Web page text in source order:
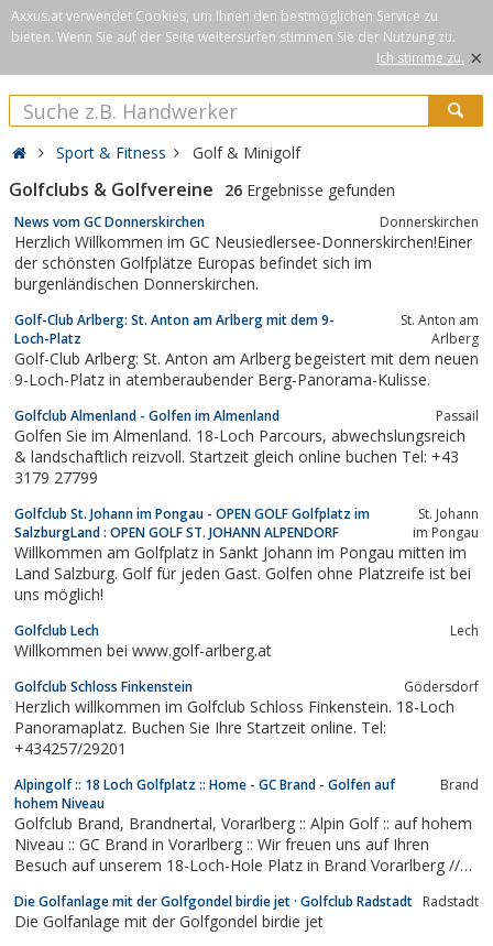
Axxus.at verwendet Cookies, um Ihnen den bestmöglichen Service zu
bieten. Wenn Sie auf der Seite weitersurfen stimmen Sie der Nutzung zu.
Ich stimme zu. ×
Sport & Fitness Golf & Minigolf
Golfclubs & Golfvereine 26 Ergebnisse gefunden
News vom GC Donnerskirchen Donnerskirchen
Herzlich Willkommen im GC Neusiedlersee-Donnerskirchen!Einer
der schönsten Golfplätze Europas befindet sich im
burgenländischen Donnerskirchen.
Golf-Club Arlberg: St. Anton am Arlberg mit dem 9-
Loch-Platz
St. Anton am
Arlberg
Golf-Club Arlberg: St. Anton am Arlberg begeistert mit dem neuen
9-Loch-Platz in atemberaubender Berg-Panorama-Kulisse.
Golfclub Almenland - Golfen im Almenland Passail
Golfen Sie im Almenland. 18-Loch Parcours, abwechslungsreich
& landschaftlich reizvoll. Startzeit gleich online buchen Tel: +43
3179 27799
Golfclub St. Johann im Pongau - OPEN GOLF Golfplatz im
SalzburgLand : OPEN GOLF ST. JOHANN ALPENDORF
St. Johann
im Pongau
Willkommen am Golfplatz in Sankt Johann im Pongau mitten im
Land Salzburg. Golf für jeden Gast. Golfen ohne Platzreife ist bei
uns möglich!
Golfclub Lech Lech
Willkommen bei www.golf-arlberg.at
Golfclub Schloss Finkenstein Gödersdorf
Herzlich willkommen im Golfclub Schloss Finkenstein. 18-Loch
Panoramaplatz. Buchen Sie Ihre Startzeit online. Tel:
+434257/29201
Alpingolf :: 18 Loch Golfplatz :: Home - GC Brand - Golfen auf
hohem Niveau
Brand
Golfclub Brand, Brandnertal, Vorarlberg :: Alpin Golf :: auf hohem
Niveau :: GC Brand in Vorarlberg :: Wir freuen uns auf Ihren
Besuch auf unserem 18-Loch-Hole Platz in Brand Vorarlberg //
:: T. +43 (0) 5559 450 :: Golfschule Brand :: Golf spielen Vorarlberg
Die Golfanlage mit der Golfgondel birdie jet · Golfclub Radstadt Radstadt
Die Golfanlage mit der Golfgondel birdie jet